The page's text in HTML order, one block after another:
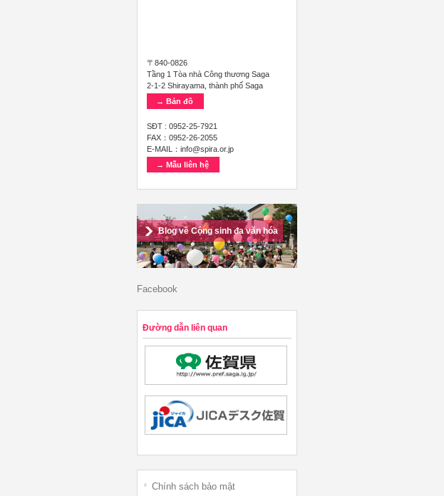
〒840-0826
Tầng 1 Tòa nhà Công thương Saga
2-1-2 Shirayama, thành phố Saga
→ Bản đồ
SĐT : 0952-25-7921
FAX：0952-26-2055
E-MAIL：info@spira.or.jp
→ Mẫu liên hệ
Blog về Cộng sinh đa văn hóa
Facebook
Đường dẫn liên quan
Chính sách bảo mật